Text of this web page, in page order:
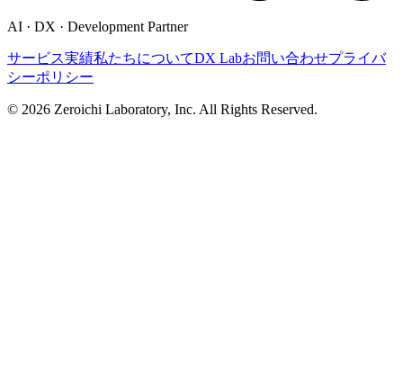
AI · DX · Development Partner
サービス実績私たちについてDX Labお問い合わせプライバ
シーポリシー
© 2026 Zeroichi Laboratory, Inc. All Rights Reserved.